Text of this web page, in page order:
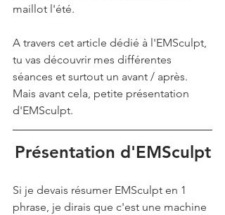
maillot l'été.
A travers cet article dédié à l'EMSculpt,
tu vas découvrir mes différentes
séances et surtout un avant / après.
Mais avant cela, petite présentation
d'EMSculpt.
Présentation d'EMSculpt
Si je devais résumer EMSculpt en 1
phrase, je dirais que c'est une machine